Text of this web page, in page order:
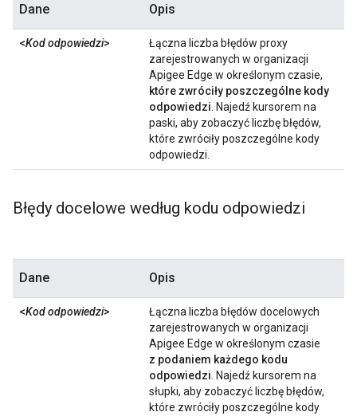
Dane Opis
<Kod odpowiedzi>
Łączna liczba błędów proxy
zarejestrowanych w organizacji
Apigee Edge w określonym czasie,
które zwróciły poszczególne kody
odpowiedzi. Najedź kursorem na
paski, aby zobaczyć liczbę błędów,
które zwróciły poszczególne kody
odpowiedzi.
Błędy docelowe według kodu odpowiedzi
Dane Opis
<Kod odpowiedzi>
Łączna liczba błędów docelowych
zarejestrowanych w organizacji
Apigee Edge w określonym czasie
z podaniem każdego kodu
odpowiedzi. Najedź kursorem na
słupki, aby zobaczyć liczbę błędów,
które zwróciły poszczególne kody